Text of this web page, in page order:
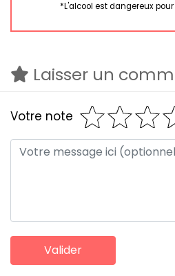
*L'alcool est dangereux
Laisser un
Votre note